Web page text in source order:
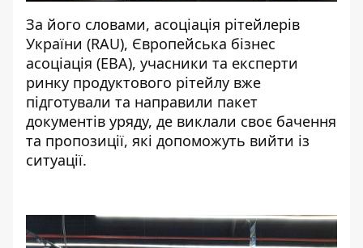
За його словами, асоціація рітейлерів
України (RAU), Європейська бізнес
асоціація (EBA), учасники та експерти
ринку продуктового рітейлу вже
підготували та направили пакет
документів уряду, де виклали своє бачення
та пропозиції, які допоможуть вийти із
ситуації.